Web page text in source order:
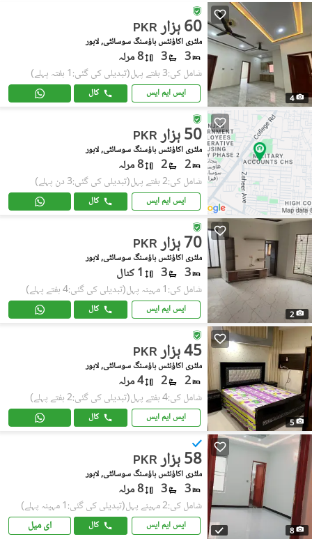
4
PKR 60 ہزار
ملٹری اکاؤنٹس ہاؤسنگ سوسائٹی, لاہور
3
3 8 مرلہ
شامل کی:3 ہفتے پہل (تبدیلی کی گئی:1 ہفتہ پہلے)
ایس ایم ایس کال
PKR 50 ہزار
ملٹری اکاؤنٹس ہاؤسنگ سوسائٹی, لاہور
2
2 8 مرلہ
شامل کی:2 ہفتے پہل (تبدیلی کی گئی:3 دن پہلے)
ایس ایم ایس کال
2
PKR 70 ہزار
ملٹری اکاؤنٹس ہاؤسنگ سوسائٹی, لاہور
3
3 1 کنال
شامل کی:1 مہینہ پہل (تبدیلی کی گئی:4 ہفتے پہلے)
ایس ایم ایس کال
5
PKR 45 ہزار
ملٹری اکاؤنٹس ہاؤسنگ سوسائٹی, لاہور
2
2 4 مرلہ
شامل کی:4 ہفتے پہل (تبدیلی کی گئی:2 ہفتے پہلے)
ایس ایم ایس کال
8
PKR 58 ہزار
ملٹری اکاؤنٹس ہاؤسنگ سوسائٹی, لاہور
3
3 8 مرلہ
شامل کی:2 مہینے پہل (تبدیلی کی گئی:1 مہینہ پہلے)
ایس ایم ایس کال ای میل